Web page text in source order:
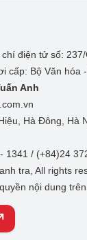
điện tử số:
cấp: Bộ Văn hóa
Anh
Hà Đông, Hà
1341 / (+84)24
tra, All rights
nội dung